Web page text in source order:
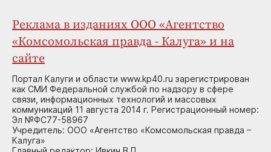
Реклама в изданиях ООО «Агентство
«Комсомольская правда - Калуга» и на
сайте
Портал Калуги и области www.kp40.ru зарегистрирован
как СМИ Федеральной службой по надзору в сфере
связи, информационных технологий и массовых
коммуникаций 11 августа 2014 г. Регистрационный номер:
Эл №ФС77-58967
Учредитель: ООО «Агентство «Комсомольская правда –
Калуга»